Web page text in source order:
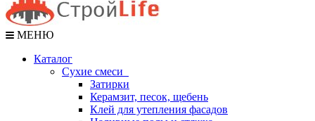
МЕНЮ
Каталог
Сухие смеси
Затирки
Керамзит, песок, щебень
Клей для утепления фасадов